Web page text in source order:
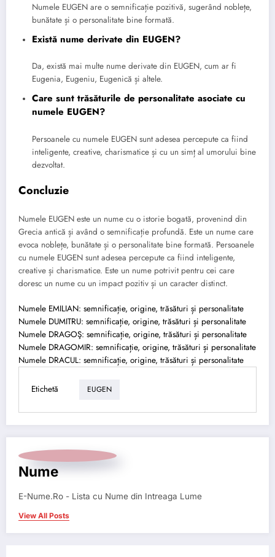
Numele EUGEN are o semnificație pozitivă, sugerând noblețe,
bunătate și o personalitate bine formată.
Există nume derivate din EUGEN?
Da, există mai multe nume derivate din EUGEN, cum ar fi
Eugenia, Eugeniu, Eugenică și altele.
Care sunt trăsăturile de personalitate asociate cu
numele EUGEN?
Persoanele cu numele EUGEN sunt adesea percepute ca fiind
inteligente, creative, charismatice și cu un simț al umorului bine
dezvoltat.
Concluzie
Numele EUGEN este un nume cu o istorie bogată, provenind din
Grecia antică și având o semnificație profundă. Este un nume care
evoca noblețe, bunătate și o personalitate bine formată. Persoanele
cu numele EUGEN sunt adesea percepute ca fiind inteligente,
creative și charismatice. Este un nume potrivit pentru cei care
doresc un nume cu un impact pozitiv și un caracter distinct.
Numele EMILIAN: semnificație, origine, trăsături și personalitate
Numele DUMITRU: semnificație, origine, trăsături și personalitate
Numele DRAGOŞ: semnificație, origine, trăsături și personalitate
Numele DRAGOMIR: semnificație, origine, trăsături și personalitate
Numele DRACUL: semnificație, origine, trăsături și personalitate
Etichetă EUGEN
Nume
E-Nume.Ro - Lista cu Nume din Intreaga Lume
View All Posts